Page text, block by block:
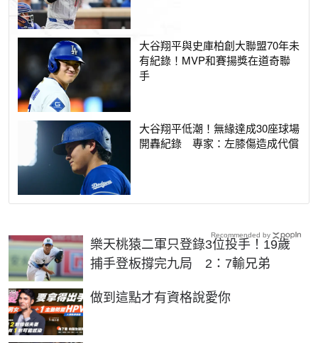
大谷翔平與史庫柏創大聯盟70年未
有紀錄！MVP和賽揚獎在道奇聯
手
大谷翔平低潮！無緣達成30座球場
開轟紀錄 專家：左膝傷造成代償
樂天桃猿二軍只登錄3位投手！19歲
捕手登板撐完九局 2：7輸兄弟
做到這點才有資格說愛你
PR
Recommended by